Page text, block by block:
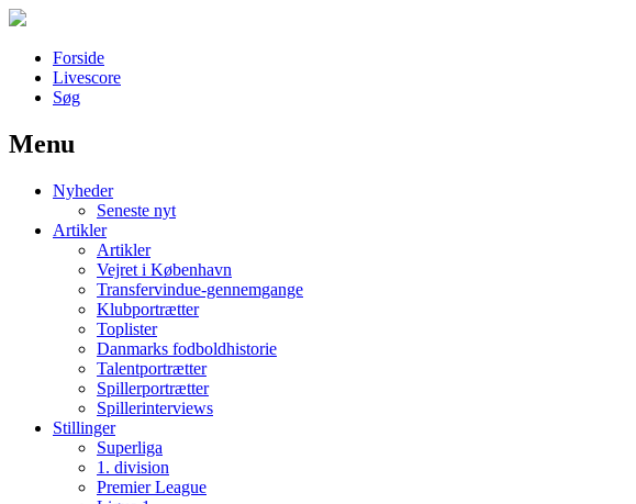
Forside
Livescore
Søg
Наши партнеры
лучшие займы
Menu
Nyheder
Seneste nyt
Artikler
Artikler
Vejret i København
Transfervindue-gennemgange
Klubportrætter
Toplister
Danmarks fodboldhistorie
Talentportrætter
Spillerportrætter
Spillerinterviews
Stillinger
Superliga
1. division
Premier League